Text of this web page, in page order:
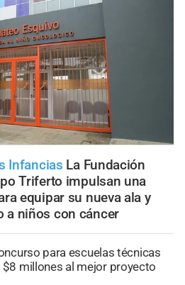
Infancias La Fundación
Triferto impulsan una
equipar su nueva ala y
a niños con cáncer
para escuelas técnicas
$8 millones al mejor proyecto